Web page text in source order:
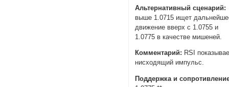
Альтернативный сценарий:
выше 1.0715 ищет
движение вверх с 1.0755 и
1.0775 в качестве мишеней.
Комментарий: RSI
нисходящий импульс.
Поддержка и